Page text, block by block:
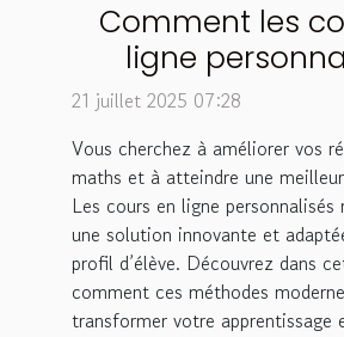
Comment les
ligne
peuvent booster
moyenne en
21 juillet 2025 07:28
Vous cherchez à améliorer vos
maths et à atteindre une
Les cours en ligne personnalisés
une solution innovante et
profil d’élève. Découvrez dans
comment ces méthodes
transformer votre apprentissage